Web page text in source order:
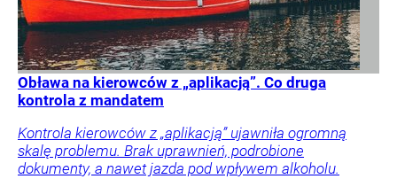
Obława na kierowców z „aplikacją”. Co druga
kontrola z mandatem
Kontrola kierowców z „aplikacją” ujawniła ogromną
skalę problemu. Brak uprawnień, podrobione
dokumenty, a nawet jazda pod wpływem alkoholu.